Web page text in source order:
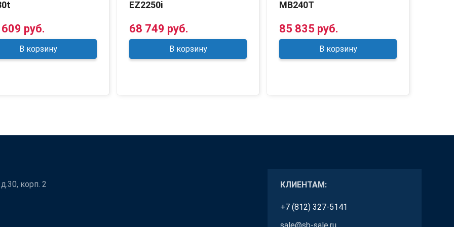
руб.
В корзину
EZ2250i
68 749 руб.
В корзину
MB240T
85 835 руб.
В корзину
корп. 2 КЛИЕНТАМ:
+7 (812) 327-5141